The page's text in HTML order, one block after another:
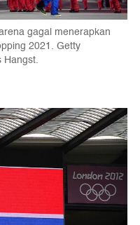
gagal menerapkan
2021. Getty
Hangst.